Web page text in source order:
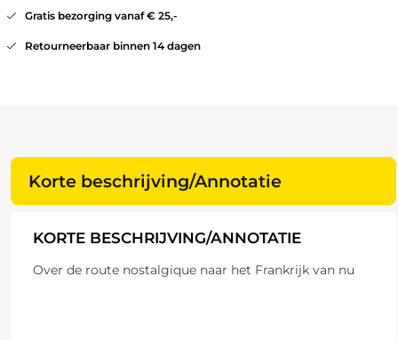
Gratis bezorging vanaf € 25,-
Retourneerbaar binnen 14 dagen
Korte beschrijving/Annotatie
KORTE BESCHRIJVING/ANNOTATIE
Over de route nostalgique naar het Frankrijk van nu